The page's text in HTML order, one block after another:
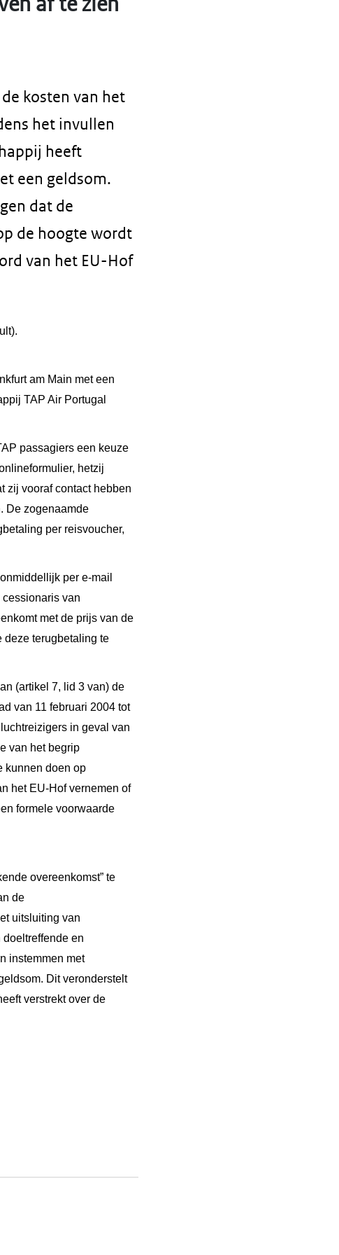
kosten van het
het invullen
heeft
een geldsom.
dat de
de hoogte wordt
van het EU-Hof
am Main met een
TAP Air Portugal
passagiers een keuze
hetzij
zij vooraf contact hebben
De zogenaamde
per reisvoucher,
per e-mail
van
met de prijs van de
deze terugbetaling te
(artikel 7, lid 3 van) de
van 11 februari 2004 tot
in geval van
van het begrip
kunnen doen op
het EU-Hof vernemen of
formele voorwaarde
overeenkomst” te
de
uitsluiting van
en
instemmen met
Dit veronderstelt
verstrekt over de